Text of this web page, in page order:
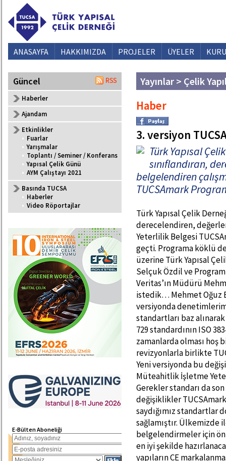
ANASAYFA HAKKIMIZDA PROJELER ÜYELER
Güncel
Haberler
Ajandam
Etkinlikler
• Fuarlar
• Yarışmalar
• Toplantı / Seminer / Konferans
• Yapısal Çelik Günü
• AYM Çalıştayı 2021
Basında TUCSA
• Haberler
• Video Röportajlar
E-Bülten Aboneliği
Yayınlar > Çelik
Haber
3. versiyon
Türk Yapısal
sınıflandıran,
belgelendiren
TUCSAmark
Türk Yapısal Çelik
derecelendiren,
Yeterlilik Belgesi
geçti. Programa köklü
üzerine Türk Yapısal
Selçuk Özdil ve
Veritas’ın Müdürü
istedik… Mehmet Oğuz
versiyonda
standartları baz
729 standardının ISO
zamanlarda olması
revizyonlarla birlikte
Yeni versiyonda bu
Müteahitlik İşletme
Gerekler standarı da
değişiklikler
saydığımız standartlar
sağlamıştır.
belgelendirmeler için
en iyi şekilde
yapıların CE